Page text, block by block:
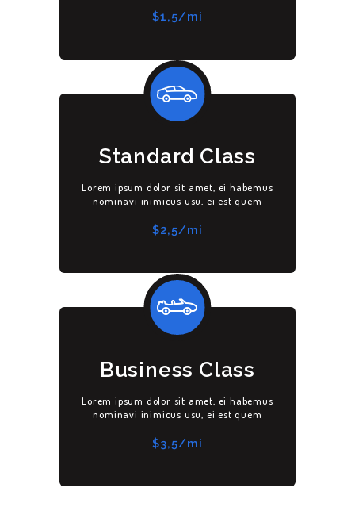
$1,5/mi
Standard Class
Lorem ipsum dolor sit amet, ei habemus
nominavi inimicus usu, ei est quem
$2,5/mi
Business Class
Lorem ipsum dolor sit amet, ei habemus
nominavi inimicus usu, ei est quem
$3,5/mi